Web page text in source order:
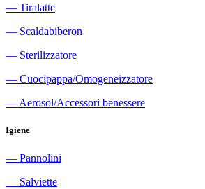
― Tiralatte
― Scaldabiberon
― Sterilizzatore
― Cuocipappa/Omogeneizzatore
― Aerosol/Accessori benessere
Igiene
― Pannolini
― Salviette